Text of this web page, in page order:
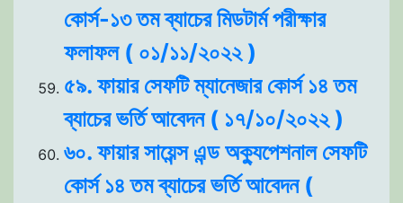
কোর্স-১৩ তম ব্যাচের মিডটার্ম পরীক্ষার
ফলাফল ( ০১/১১/২০২২ )
৫৯. ফায়ার সেফটি ম্যানেজার কোর্স ১৪ তম
ব্যাচের ভর্তি আবেদন ( ১৭/১০/২০২২ )
৬০. ফায়ার সায়েন্স এন্ড অক্যুপেশনাল সেফটি
কোর্স ১৪ তম ব্যাচের ভর্তি আবেদন (